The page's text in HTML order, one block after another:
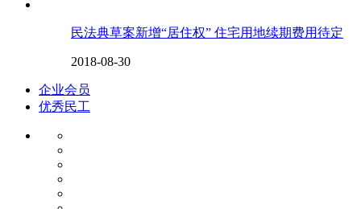
民法典草案新增“居住权” 住宅用地续期费用待定
2018-08-30
企业会员
优秀民工